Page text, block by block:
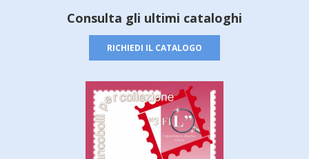
Consulta gli ultimi cataloghi
RICHIEDI IL CATALOGO